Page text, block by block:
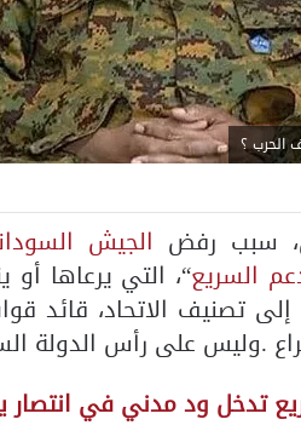
الحرب ؟
سبب رفض الجيش
السريع“، التي يرعاها
تصنيف الاتحاد، قائد
.وليس على رأس الدولة
تدخل ود مدني في انتصار